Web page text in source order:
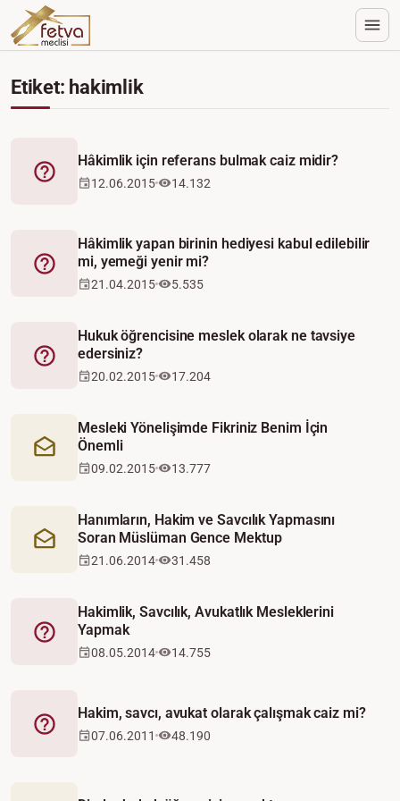
Etiket: hakimlik
Fetva
Hâkimlik için referans bulmak caiz midir?
12.06.2015 14.132
Fetva
Hâkimlik yapan birinin hediyesi kabul edilebilir
mi, yemeği yenir mi?
21.04.2015 5.535
Fetva
Hukuk öğrencisine meslek olarak ne tavsiye
edersiniz?
20.02.2015 17.204
Mektup
Mesleki Yönelişimde Fikriniz Benim İçin
Önemli
09.02.2015 13.777
Mektup
Hanımların, Hakim ve Savcılık Yapmasını
Soran Müslüman Gence Mektup
21.06.2014 31.458
Fetva
Hakimlik, Savcılık, Avukatlık Mesleklerini
Yapmak
08.05.2014 14.755
Fetva
Hakim, savcı, avukat olarak çalışmak caiz mi?
07.06.2011 48.190